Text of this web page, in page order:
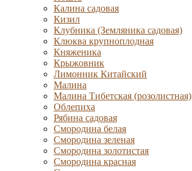
Калина садовая
Кизил
Клубника (Земляника садовая)
Клюква крупноплодная
Княженика
Крыжовник
Лимонник Китайский
Малина
Малина Тибетская (розолистная)
Облепиха
Рябина садовая
Смородина белая
Смородина зеленая
Смородина золотистая
Смородина красная